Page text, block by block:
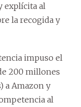
explícita al
la recogida y
impuso el
200 millones
a Amazon y
al